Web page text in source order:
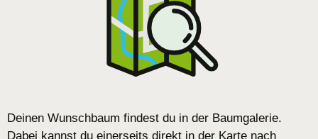
Deinen Wunschbaum findest du in der Baumgalerie.
Dabei kannst du einerseits direkt in der Karte nach